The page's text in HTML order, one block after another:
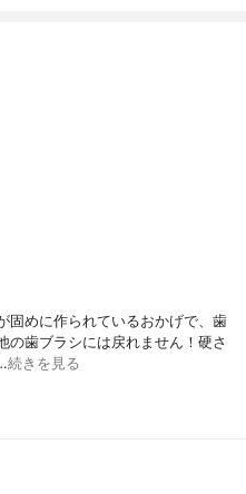
固めに作られているおかげで、歯
の歯ブラシには戻れません！硬さ
続きを見る